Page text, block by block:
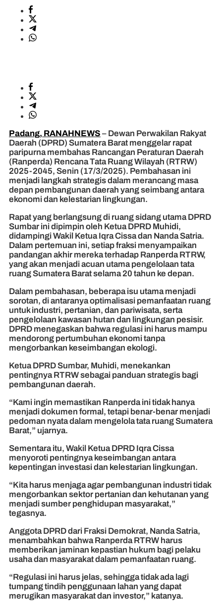
Padang, RANAHNEWS – Dewan Perwakilan Rakyat
Daerah (DPRD) Sumatera Barat menggelar rapat
paripurna membahas Rancangan Peraturan Daerah
(Ranperda) Rencana Tata Ruang Wilayah (RTRW)
2025-2045, Senin (17/3/2025). Pembahasan ini
menjadi langkah strategis dalam merancang masa
depan pembangunan daerah yang seimbang antara
ekonomi dan kelestarian lingkungan.
Rapat yang berlangsung di ruang sidang utama DPRD
Sumbar ini dipimpin oleh Ketua DPRD Muhidi,
didampingi Wakil Ketua Iqra Cissa dan Nanda Satria.
Dalam pertemuan ini, setiap fraksi menyampaikan
pandangan akhir mereka terhadap Ranperda RTRW,
yang akan menjadi acuan utama pengelolaan tata
ruang Sumatera Barat selama 20 tahun ke depan.
Dalam pembahasan, beberapa isu utama menjadi
sorotan, di antaranya optimalisasi pemanfaatan ruang
untuk industri, pertanian, dan pariwisata, serta
pengelolaan kawasan hutan dan lingkungan pesisir.
DPRD menegaskan bahwa regulasi ini harus mampu
mendorong pertumbuhan ekonomi tanpa
mengorbankan keseimbangan ekologi.
Ketua DPRD Sumbar, Muhidi, menekankan
pentingnya RTRW sebagai panduan strategis bagi
pembangunan daerah.
“Kami ingin memastikan Ranperda ini tidak hanya
menjadi dokumen formal, tetapi benar-benar menjadi
pedoman nyata dalam mengelola tata ruang Sumatera
Barat,” ujarnya.
Sementara itu, Wakil Ketua DPRD Iqra Cissa
menyoroti pentingnya keseimbangan antara
kepentingan investasi dan kelestarian lingkungan.
“Kita harus menjaga agar pembangunan industri tidak
mengorbankan sektor pertanian dan kehutanan yang
menjadi sumber penghidupan masyarakat,”
tegasnya.
Anggota DPRD dari Fraksi Demokrat, Nanda Satria,
menambahkan bahwa Ranperda RTRW harus
memberikan jaminan kepastian hukum bagi pelaku
usaha dan masyarakat dalam pemanfaatan ruang.
“Regulasi ini harus jelas, sehingga tidak ada lagi
tumpang tindih penggunaan lahan yang dapat
merugikan masyarakat dan investor,” katanya.